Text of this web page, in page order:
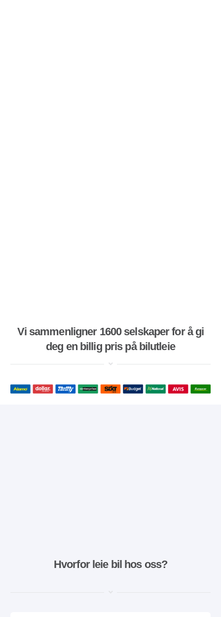
Vi sammenligner 1600 selskaper for å gi
deg en billig pris på bilutleie
Hvorfor leie bil hos oss?